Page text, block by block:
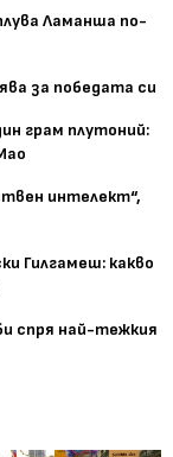
Ламанша по-
за победата си
грам плутоний:
интелект“,
Гилгамеш: какво
спря най-тежкия